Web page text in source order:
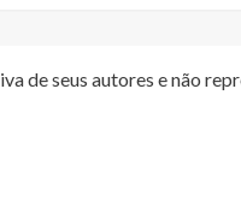
de seus autores e não